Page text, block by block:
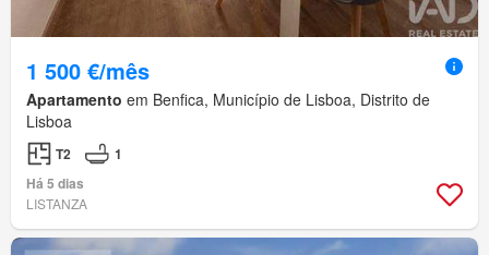
1 500 €/mês
Apartamento em Benfica, Município de Lisboa, Distrito de
Lisboa
T2
1
Há 5 dias
LISTANZA